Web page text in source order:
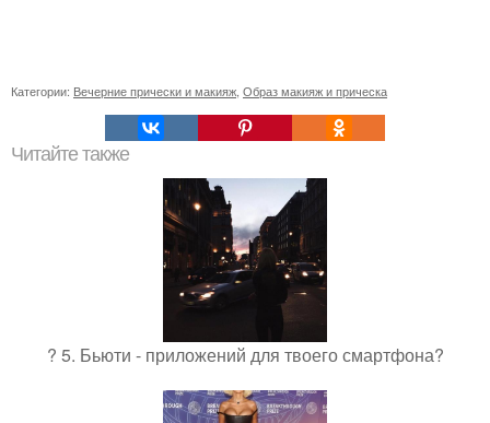
Категории: Вечерние прически и макияж Образ макияж и прическа
Читайте также
? 5. Бьюти - приложений для твоего смартфона?